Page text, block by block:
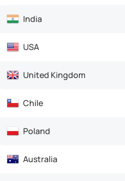
India
USA
United Kingdom
Chile
Poland
Australia